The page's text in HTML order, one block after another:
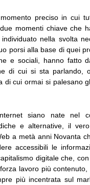
preciso in cui
momenti chiave che
nella svolta
porsi alla base di quei
e sociali, hanno fatto
di cui si sta parlando,
di cui ormai si palesano
siano nate nel
e alternative, il
a metà anni Novanta
accessibili le
digitale che,
lavoro più
più incentrata sul